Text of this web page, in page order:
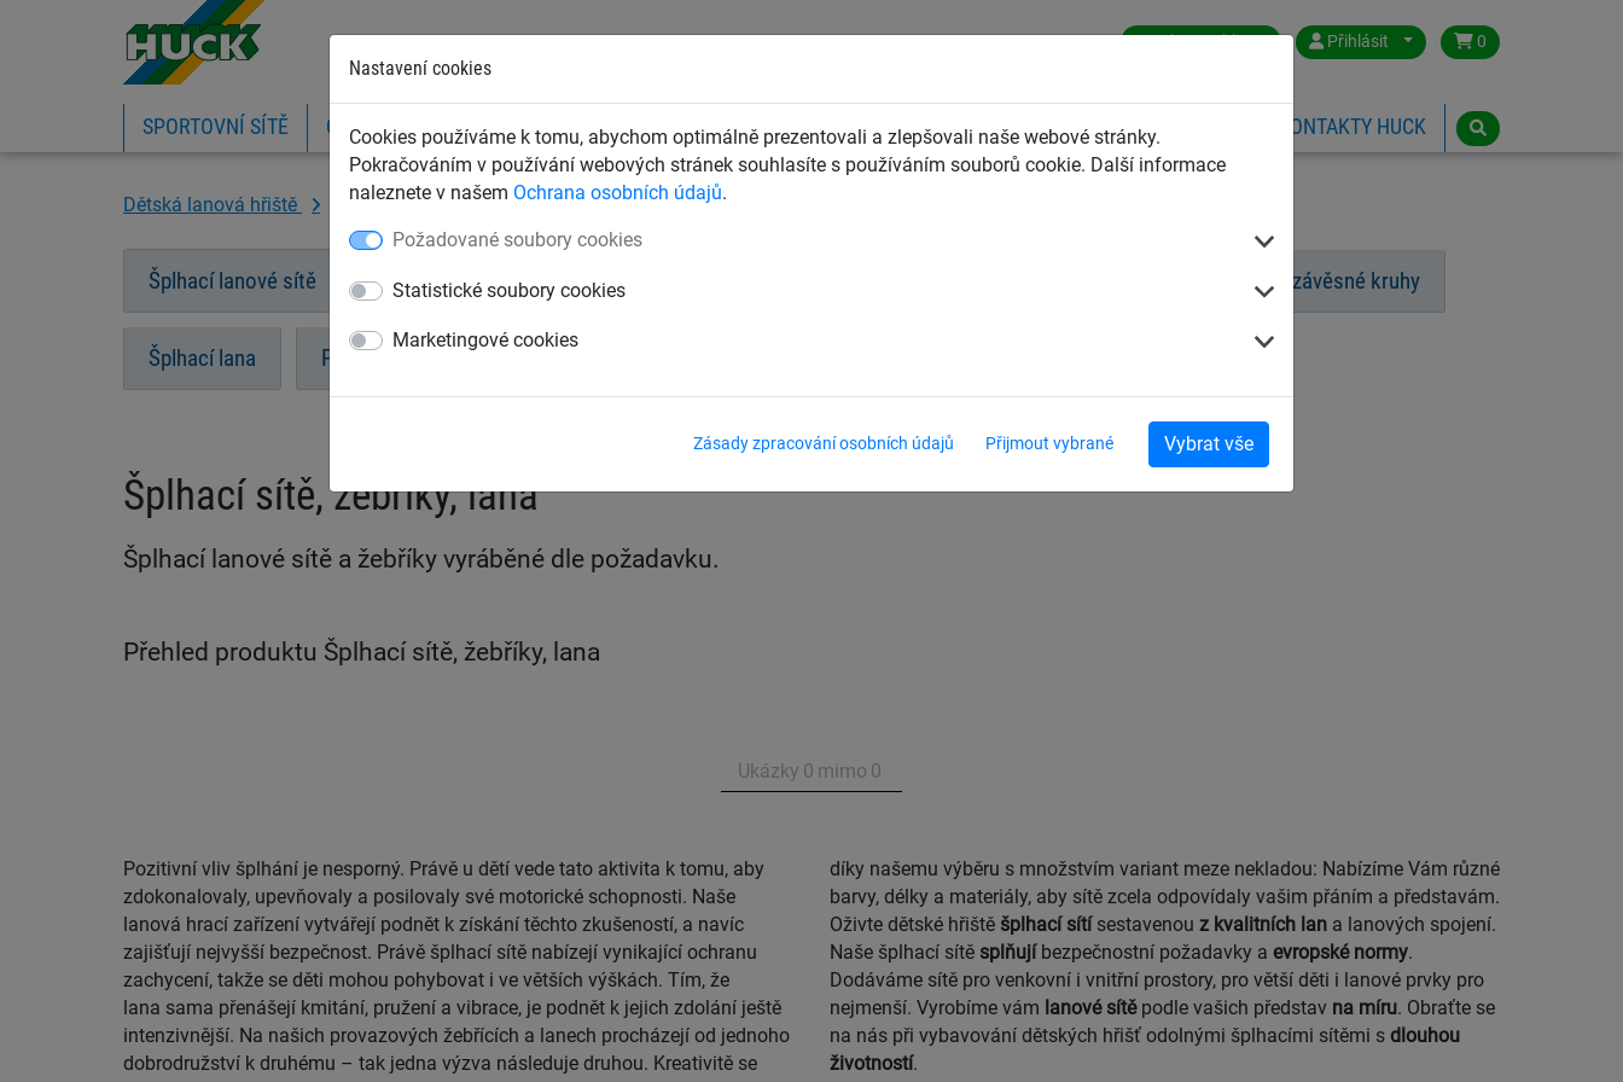
Nastavení cookies
Cookies používáme k tomu, abychom optimálně prezentovali a zlepšovali naše webové stránky.
Pokračováním v používání webových stránek souhlasíte s používáním souborů cookie. Další informace
naleznete v našem Ochrana osobních údajů.
Požadované soubory cookies
Statistické soubory cookies
Marketingové cookies
Zásady zpracování osobních údajů Přijmout vybrané Vybrat vše
Czech Republic Přihlásit 0
SPORTOVNÍ SÍTĚ OCHRANNÉ SÍTĚ A PLACHTY ZÁCHYTNÉ BEZPEČNOSTNÍ SÍTĚ DĚTSKÁ LANOVÁ HŘIŠTĚ KONTAKTY HUCK
Dětská lanová hřiště Šplhací sítě, žebříky, lana
Šplhací lanové sítě Možnosti kotvení šplhacích sítí Cvičební závěsné kruhy
Šplhací lana Provazové žebříky
Šplhací sítě, žebříky, lana
Šplhací lanové sítě a žebříky vyráběné dle požadavku.
Přehled produktu Šplhací sítě, žebříky, lana
Ukázky 0 mimo 0
Pozitivní vliv šplhání je nesporný. Právě u dětí vede tato aktivita k tomu, aby
zdokonalovaly, upevňovaly a posilovaly své motorické schopnosti. Naše
lanová hrací zařízení vytvářejí podnět k získání těchto zkušeností, a navíc
zajišťují nejvyšší bezpečnost. Právě šplhací sítě nabízejí vynikající ochranu
zachycení, takže se děti mohou pohybovat i ve větších výškách. Tím, že
lana sama přenášejí kmitání, pružení a vibrace, je podnět k jejich zdolání ještě
intenzivnější. Na našich provazových žebřících a lanech procházejí od jednoho
dobrodružství k druhému – tak jedna výzva následuje druhou. Kreativitě se
díky našemu výběru s množstvím variant meze nekladou: Nabízíme Vám různé
barvy, délky a materiály, aby sítě zcela odpovídaly vašim přáním a představám.
Oživte dětské hřiště šplhací sítísestavenou z kvalitních lan a lanových spojení.
Naše šplhací sítě splňujíbezpečnostní požadavky a evropské normy.
Dodáváme sítě pro venkovní i vnitřní prostory, pro větší děti i lanové prvky pro
nejmenší. Vyrobíme vám lanové sítěpodle vašich představ na míru. Obraťte se
na nás při vybavování dětských hřišť odolnými šplhacími sítěmi s dlouhou
životností.